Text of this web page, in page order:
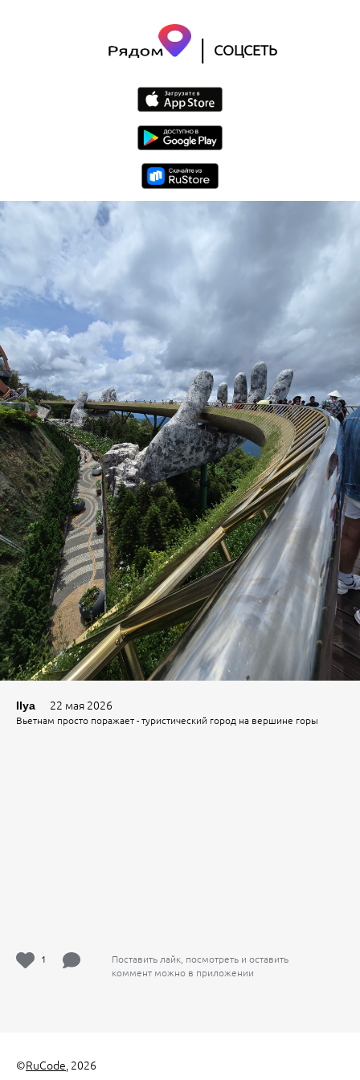
| СОЦСЕТЬ
Ilya 22 мая 2026
Вьетнам просто поражает - туристический город на вершине горы
1
Поставить лайк, посмотреть и оставить
коммент можно в приложении
©RuCode, 2026